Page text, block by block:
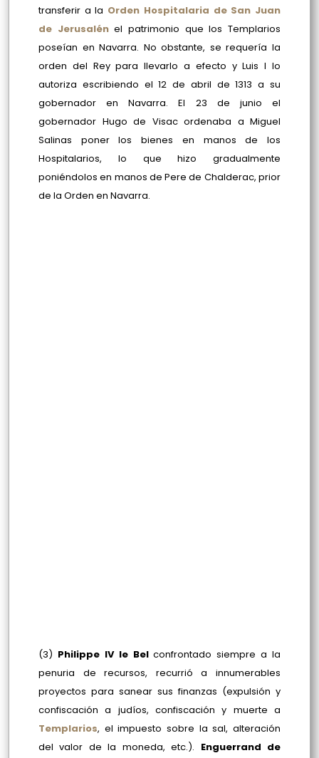
transferir a la Orden Hospitalaria de San Juan
de Jerusalénel patrimonio que los Templarios
poseían en Navarra. No obstante, se requería la
orden del Rey para llevarlo a efecto y Luis I lo
autoriza escribiendo el 12 de abril de 1313 a su
gobernador en Navarra. El 23 de junio el
gobernador Hugo de Visac ordenaba a Miguel
Salinas poner los bienes en manos de los
Hospitalarios, lo que hizo gradualmente
poniéndolos en manos de Pere de Chalderac, prior
de la Orden en Navarra.
(3) Philippe IV le Belconfrontado siempre a la
penuria de recursos, recurrió a innumerables
proyectos para sanear sus finanzas (expulsión y
confiscación a judíos, confiscación y muerte a
Templarios, el impuesto sobre la sal, alteración
del valor de la moneda, etc.). Enguerrand de